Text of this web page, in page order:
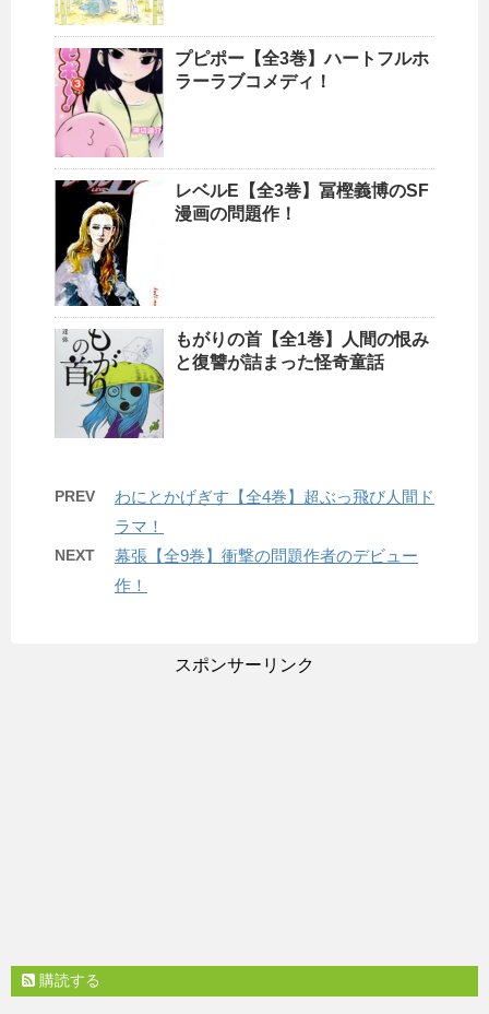
プピポー【全3巻】ハートフルホ
ラーラブコメディ！
レベルE【全3巻】冨樫義博のSF
漫画の問題作！
もがりの首【全1巻】人間の恨み
と復讐が詰まった怪奇童話
PREV
わにとかげぎす【全4巻】超ぶっ飛び人間ド
ラマ！
NEXT
幕張【全9巻】衝撃の問題作者のデビュー
作！
スポンサーリンク
購読する